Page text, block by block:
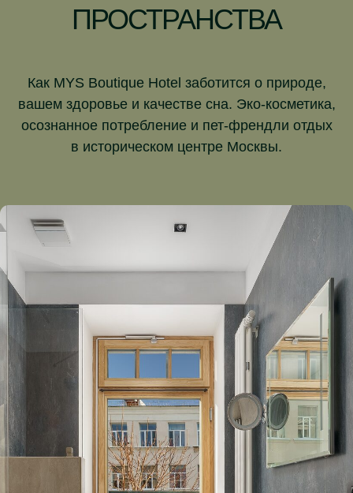
ПРОСТРАНСТВА
Как MYS Boutique Hotel заботится о природе,
вашем здоровье и качестве сна. Эко-косметика,
осознанное потребление и пет-френдли отдых
в историческом центре Москвы.